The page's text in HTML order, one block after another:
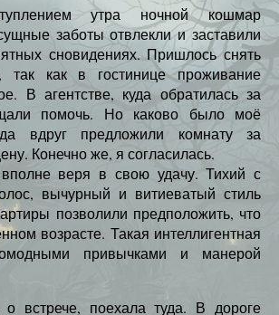
утра ночной кошмар
заботы отвлекли и заставили
сновидениях. Пришлось снять
так как в гостинице проживание
В агентстве, куда обратилась за
помочь. Но каково было моё
вдруг предложили комнату за
Конечно же, я согласилась.
веря в свою удачу. Тихий с
вычурный и витиеватый стиль
позволили предположить, что
возрасте. Такая интеллигентная
привычками и манерой
о встрече, поехала туда. В дороге